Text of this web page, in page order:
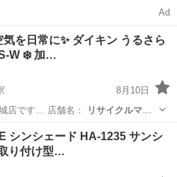
Ad
気を日常に✨ ダイキン うるさら
W ❄️ 加…
8月10日
大野城店です… 店舗名：
リサイクルマー
季節、空調家電
シンシェード HA-1235 サンシ
り付け型…